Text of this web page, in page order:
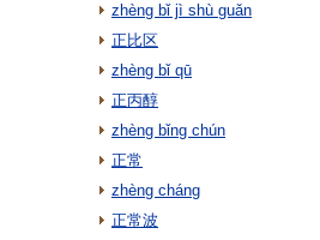
zhèng bǐ jì shù guǎn
正比区
zhèng bǐ qū
正丙醇
zhèng bǐng chún
正常
zhèng cháng
正常波